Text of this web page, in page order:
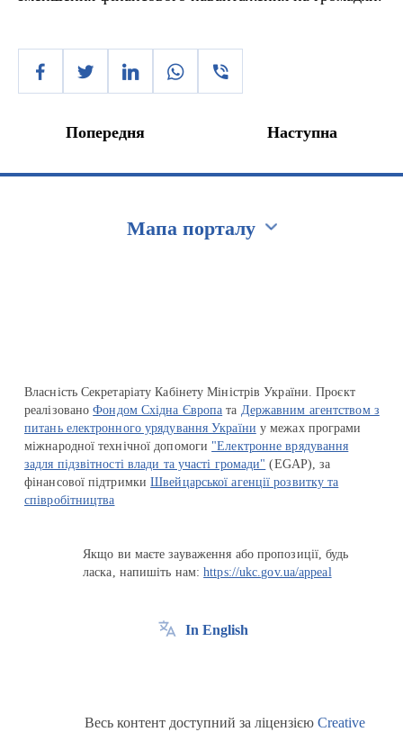
Попередня Наступна
Мапа порталу
Власність Секретаріату Кабінету Міністрів України. Проєкт
реалізованоФондом Східна Європа та Державним агентством з
питань електронного урядування України у межах програми
міжнародної технічної допомоги "Електронне врядування
задля підзвітності влади та участі громади" (EGAP), за
фінансової підтримкиШвейцарської агенції розвитку та
співробітництва
Якщо ви маєте зауваження або пропозиції, будь
ласка, напишіть нам:https://ukc.gov.ua/appeal
In English
Весь контент доступний за ліцензією Creative